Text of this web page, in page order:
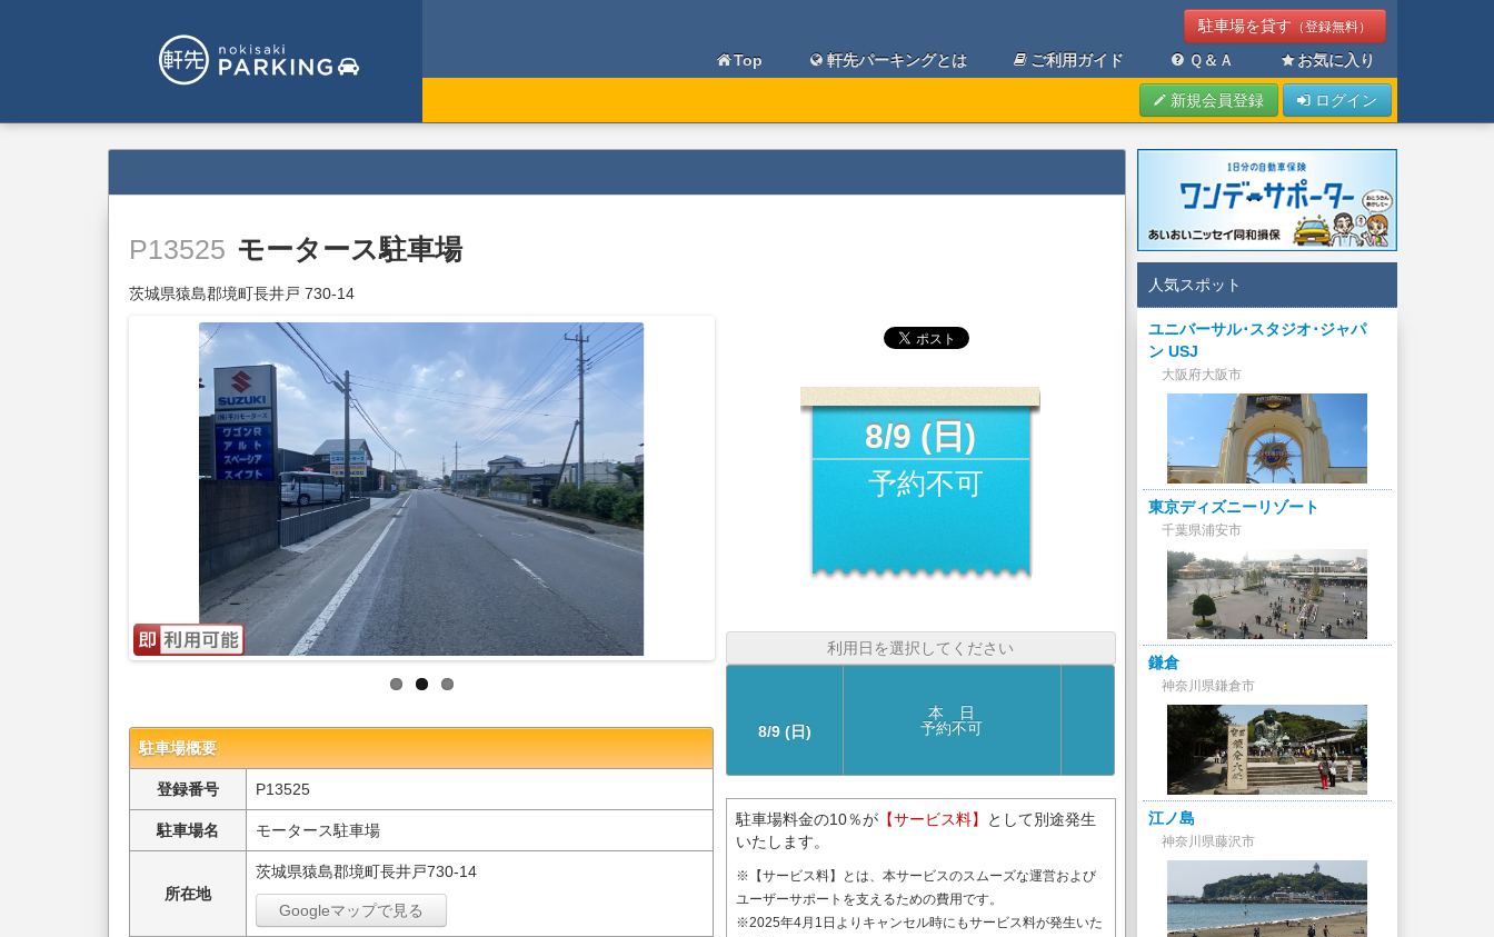
駐車場を貸す （登録無料）
Top 軒先パーキングとは ご利用ガイド Ｑ＆Ａ お気に入り
新規会員登録 ログイン
P13525 モータース駐車場
茨城県猿島郡境町長井戸 730-14
駐車場概要
登録番号 P13525
駐車場名 モータース駐車場
所在地
茨城県猿島郡境町長井戸730-14
Googleマップで見る
8/9 (日)
予約不可
利用日を選択してください
8/9 (日)
本 日
予約不可
駐車場料金の10％が【サービス料】
として別途発生
いたします。
※【サービス料】とは、本サービスのスムーズな運営および
ユーザーサポートを支えるための費用です。
※2025年4月1日よりキャンセル時にもサービス料が発生いた
人気スポット
ユニバーサル･スタジオ･ジャパ
ン USJ
大阪府大阪市
東京ディズニーリゾート
千葉県浦安市
鎌倉
神奈川県鎌倉市
江ノ島
神奈川県藤沢市